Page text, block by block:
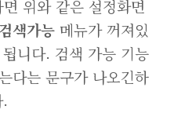
위와 같은 설정화면
검색가능 메뉴가 꺼져있
니다. 검색 가능 기능
다는 문구가 나오긴하